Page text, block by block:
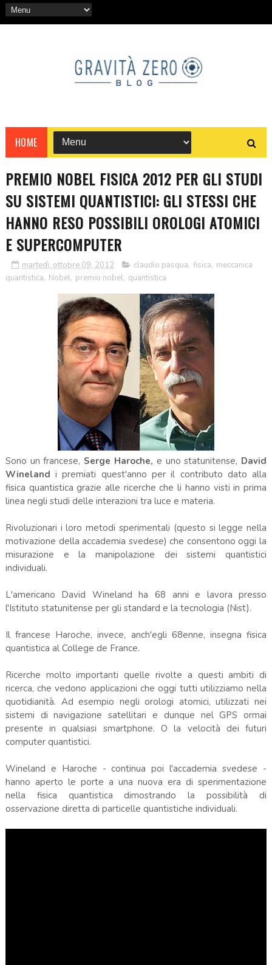
HOME
PREMIO NOBEL FISICA 2012 PER GLI STUDI
SU SISTEMI QUANTISTICI: GLI STESSI CHE
HANNO RESO POSSIBILI OROLOGI ATOMICI
E SUPERCOMPUTER
martedì, ottobre 09, 2012 claudio pasqua, fisica, meccanica
quantistica, Nobel, premio nobel, quantistica
Sono un francese, Serge Haroche, e uno statunitense, David
Wineland i premiati quest'anno per il contributo dato alla
fisica quantistica grazie alle ricerche che li hanno visti in prima
linea negli studi delle interazioni tra luce e materia.
Rivoluzionari i loro metodi sperimentali (questo si legge nella
motivazione della accademia svedese) che consentono oggi la
misurazione e la manipolazione dei sistemi quantistici
individuali.
L'americano David Wineland ha 68 anni e lavora presso
l'Istituto statunitense per gli standard e la tecnologia (Nist).
Il francese Haroche, invece, anch'egli 68enne, insegna fisica
quantistica al College de France.
Ricerche molto importanti quelle rivolte a questi ambiti di
ricerca, che vedono applicazioni che oggi tutti utilizziamo nella
quotidianità. Ad esempio negli orologi atomici, utilizzati nei
sistemi di navigazione satellitari e dunque nel GPS ormai
presente in qualsiasi smartphone. O la velocità dei futuri
computer quantistici.
Wineland e Haroche - continua poi l'accademia svedese -
hanno aperto le porte a una nuova era di sperimentazione
nella fisica quantistica dimostrando la possibilità di
osservazione diretta di particelle quantistiche individuali.